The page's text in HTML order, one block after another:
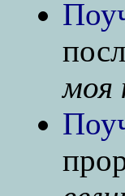
моя